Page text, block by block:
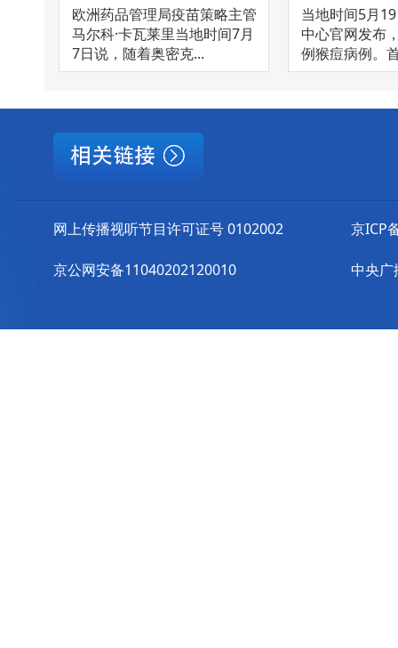
欧洲药品管理局疫苗策略主管
马尔科·卡瓦莱里当地时间7月
7日说，随着奥密克...
当地时间5月
中心官网发布
例猴痘病例。
网上传播视听节目许可证号 0102002
京公网安备11040202120010
京ICP
中央广